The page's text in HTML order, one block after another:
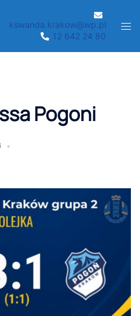
kswanda.krakow@wp.pl
12 642 24 80
Pogoni